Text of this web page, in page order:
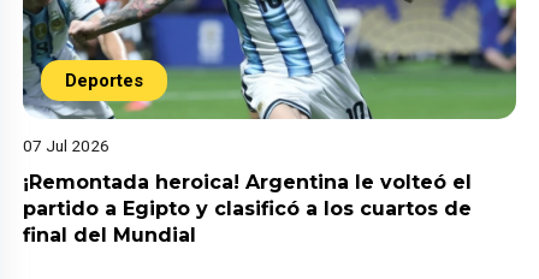
Deportes
07 Jul 2026
¡Remontada heroica! Argentina le volteó el
partido a Egipto y clasificó a los cuartos de
final del Mundial